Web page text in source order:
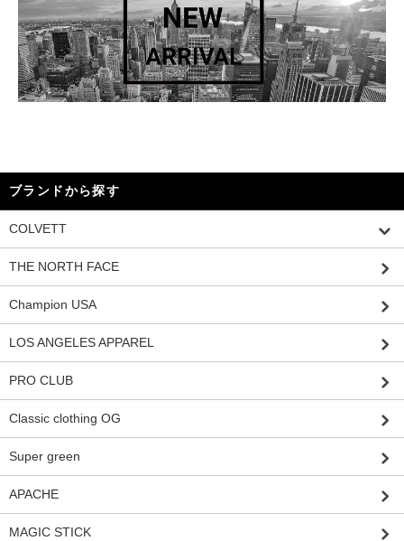
ブランドから探す
COLVETT
THE NORTH FACE
Champion USA
LOS ANGELES APPAREL
PRO CLUB
Classic clothing OG
Super green
APACHE
MAGIC STICK